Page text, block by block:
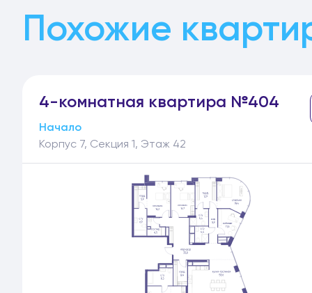
Похожие
4-комнатная квартира №404
Начало
Корпус 7, Секция 1, Этаж 42